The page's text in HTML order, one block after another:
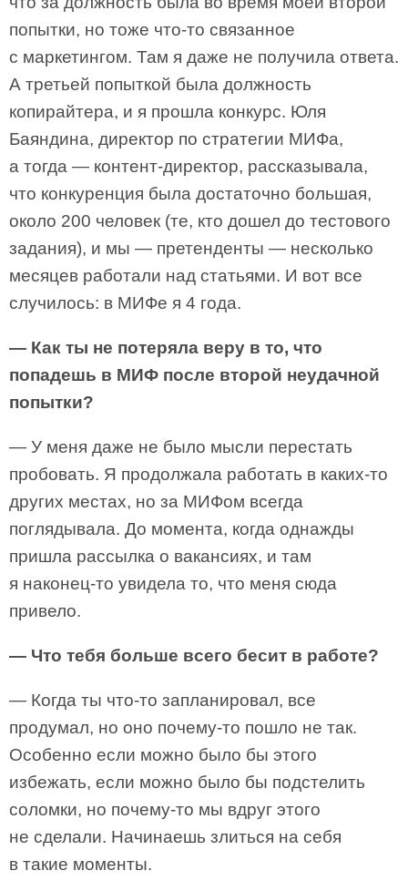
попытки, но тоже что-то связанное
с маркетингом. Там я даже не получила ответа.
А третьей попыткой была должность
копирайтера, и я прошла конкурс. Юля
Баяндина, директор по стратегии МИФа,
а тогда — контент-директор, рассказывала,
что конкуренция была достаточно большая,
около 200 человек (те, кто дошел до тестового
задания), и мы — претенденты — несколько
месяцев работали над статьями. И вот все
случилось: в МИФе я 4 года.
— Как ты не потеряла веру в то, что
попадешь в МИФ после второй неудачной
попытки?
— У меня даже не было мысли перестать
пробовать. Я продолжала работать в каких-то
других местах, но за МИФом всегда
поглядывала. До момента, когда однажды
пришла рассылка о вакансиях, и там
я наконец-то увидела то, что меня сюда
привело.
— Что тебя больше всего бесит в работе?
— Когда ты что-то запланировал, все
продумал, но оно почему-то пошло не так.
Особенно если можно было бы этого
избежать, если можно было бы подстелить
соломки, но почему-то мы вдруг этого
не сделали. Начинаешь злиться на себя
в такие моменты.